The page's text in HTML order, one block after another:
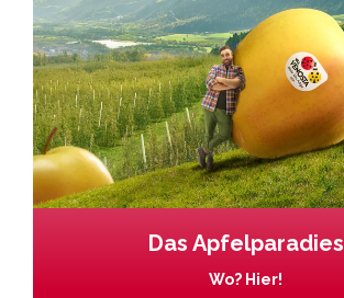
Das Apfelparadies
Wo? Hier!